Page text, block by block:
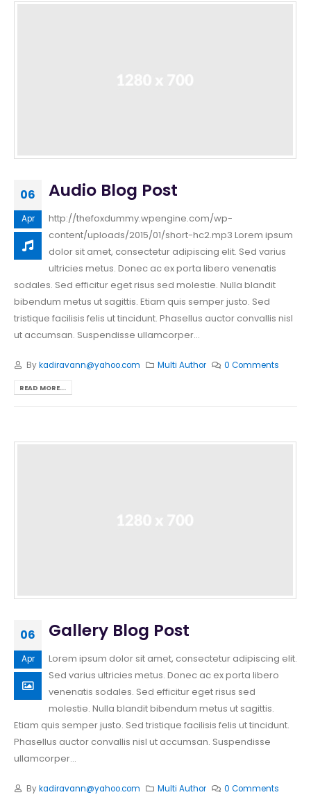
06
Apr
Audio Blog Post
http://thefoxdummy.wpengine.com/wp-
content/uploads/2015/01/short-hc2.mp3 Lorem ipsum
dolor sit amet, consectetur adipiscing elit. Sed varius
ultricies metus. Donec ac ex porta libero venenatis
sodales. Sed efficitur eget risus sed molestie. Nulla blandit
bibendum metus ut sagittis. Etiam quis semper justo. Sed
tristique facilisis felis ut tincidunt. Phasellus auctor convallis nisl
ut accumsan. Suspendisse ullamcorper...
Bykadiravann@yahoo.com Multi Author 0 Comments
READ MORE...
06
Apr
Gallery Blog Post
Lorem ipsum dolor sit amet, consectetur adipiscing elit.
Sed varius ultricies metus. Donec ac ex porta libero
venenatis sodales. Sed efficitur eget risus sed
molestie. Nulla blandit bibendum metus ut sagittis.
Etiam quis semper justo. Sed tristique facilisis felis ut tincidunt.
Phasellus auctor convallis nisl ut accumsan. Suspendisse
ullamcorper...
Bykadiravann@yahoo.com Multi Author 0 Comments